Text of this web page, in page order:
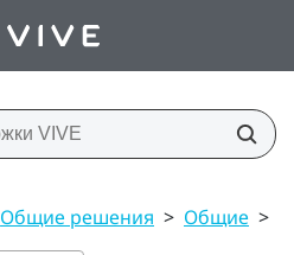
Общие решения > Общие >